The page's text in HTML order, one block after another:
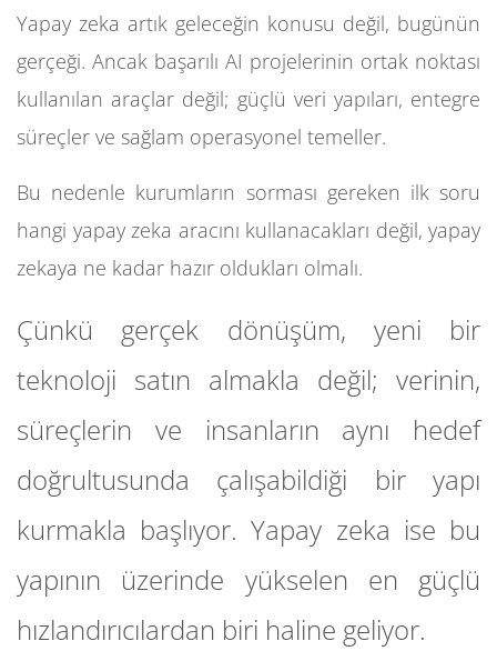
Yapay zeka artık geleceğin konusu değil, bugünün
gerçeği. Ancak başarılı AI projelerinin ortak noktası
kullanılan araçlar değil; güçlü veri yapıları, entegre
süreçler ve sağlam operasyonel temeller.
Bu nedenle kurumların sorması gereken ilk soru
hangi yapay zeka aracını kullanacakları değil, yapay
zekaya ne kadar hazır oldukları olmalı.
Çünkü gerçek dönüşüm, yeni bir
teknoloji satın almakla değil; verinin,
süreçlerin ve insanların aynı hedef
doğrultusunda çalışabildiği bir yapı
kurmakla başlıyor. Yapay zeka ise bu
yapının üzerinde yükselen en güçlü
hızlandırıcılardan biri haline geliyor.